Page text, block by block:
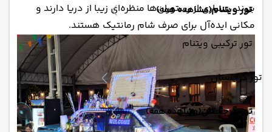
تور ویتنام(مشاهده همه)
تور ترکیبی ویتنام
تور گرجستان
تور گرجستان(مشاهده همه)
ببرند. بسیاری از رستوران‌ها منظره‌ای زیبا از دریا دارند و
مکانی ایده‌آل برای صرف شام رمانتیک هستند.